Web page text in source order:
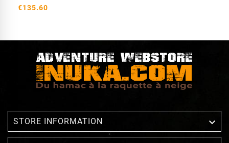
€135.60
STORE INFORMATION 